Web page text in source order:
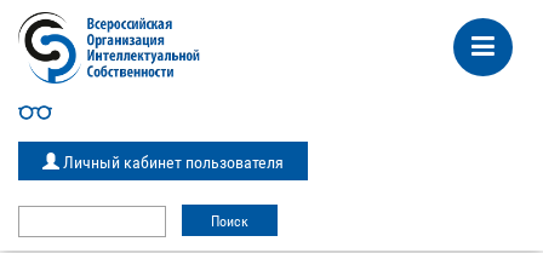
Личный кабинет пользователя